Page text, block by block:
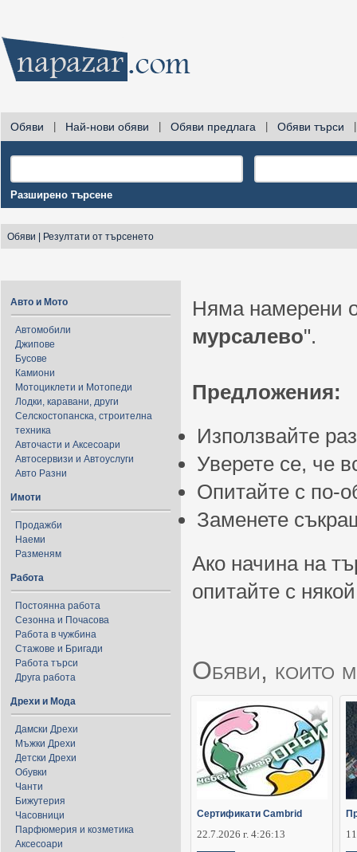
Обяви Най-нови обяви Обяви предлага Обяви търси
Разширено търсене
Обяви Резултати от търсенето
Авто и Мото
Автомобили
Джипове
Бусове
Камиони
Мотоциклети и Мотопеди
Лодки, каравани, други
Селскостопанска, строителна
техника
Авточасти и Аксесоари
Автосервизи и Автоуслуги
Авто Разни
Имоти
Продажби
Наеми
Разменям
Работа
Постоянна работа
Сезонна и Почасова
Работа в чужбина
Стажове и Бригади
Работа търси
Друга работа
Дрехи и Мода
Дамски Дрехи
Мъжки Дрехи
Детски Дрехи
Обувки
Чанти
Бижутерия
Часовници
Парфюмерия и козметика
Аксесоари
Няма намерени
мурсалево".
Предложения:
Използвайте
Уверете се, че
Опитайте с по-
Заменете
Ако начина на
опитайте с
Обяви, които
Сертификати Cambrid
22.7.2026 г. 4:26:13